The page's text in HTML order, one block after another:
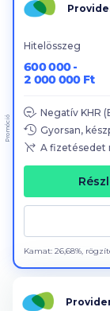
Hitelösszeg
600 000 -
2 000 000 Ft
Negatív KHR
Gyorsan,
A fizetésedet
Kamat: 26,68%,
Promóció